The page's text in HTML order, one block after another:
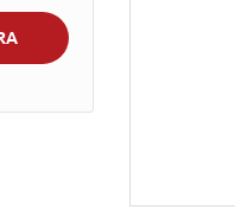
encimera
granel,